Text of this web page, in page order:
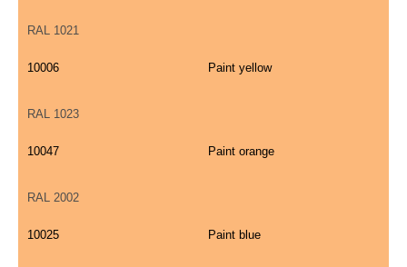
RAL 1021
10006 Paint yellow
RAL 1023
10047 Paint orange
RAL 2002
10025 Paint blue